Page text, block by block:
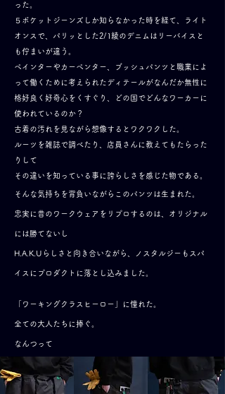
った。
５ポケットジーンズしか知らなかった時を経て、ライト
オンスで、パリッとした2/1綾のデニムはリーバイスと
も佇まいが違う。
ペインターやカーペンター、ブッシュパンツと職業によ
って働くために考えられたディテールがなんだか無性に
格好良く好奇心をくすぐり、どの国でどんなワーカーに
使われているのか？
古着の汚れを見ながら想像するとワクワクした。
ルーツを雑誌で調べたり、店員さんに教えてもたらった
りして
その違いを知っている事に誇らしさを感じた物である。
そんな気持ちを背負いながらこのパンツは生まれた。
忠実に昔のワークウェアをリプロするのは、オリジナル
には勝てないし
H.A.K.Uらしさと向き合いながら、ノスタルジーもスパ
イスにプロダクトに落とし込みました。
「ワーキングクラスヒーロー」に憧れた。
全ての大人たちに捧ぐ。
なんつって​